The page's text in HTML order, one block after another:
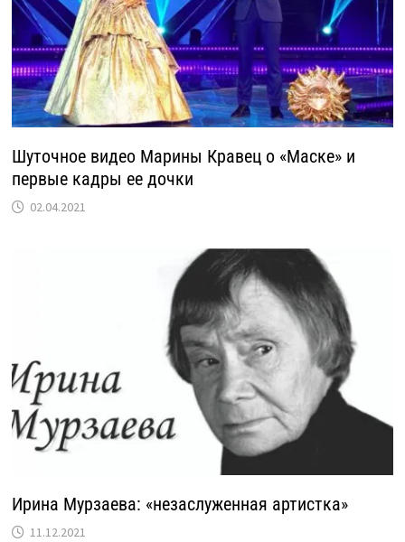
Шуточное видео Марины Кравец о «Маске» и
первые кадры ее дочки
02.04.2021
Ирина Мурзаева: «незаслуженная артистка»
11.12.2021